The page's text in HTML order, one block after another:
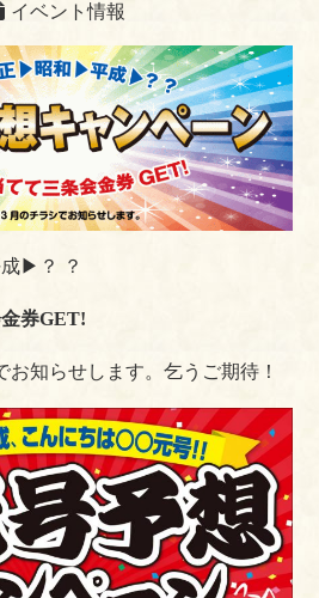
イベント情報
▶︎？ ？
券GET!
お知らせします。乞うご期待！